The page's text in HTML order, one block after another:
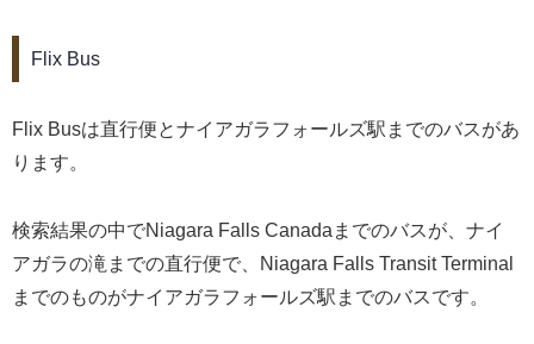
Flix Bus
Flix Busは直行便とナイアガラフォールズ駅までのバスがあ
ります。
検索結果の中でNiagara Falls Canadaまでのバスが、ナイ
アガラの滝までの直行便で、Niagara Falls Transit Terminal
までのものがナイアガラフォールズ駅までのバスです。